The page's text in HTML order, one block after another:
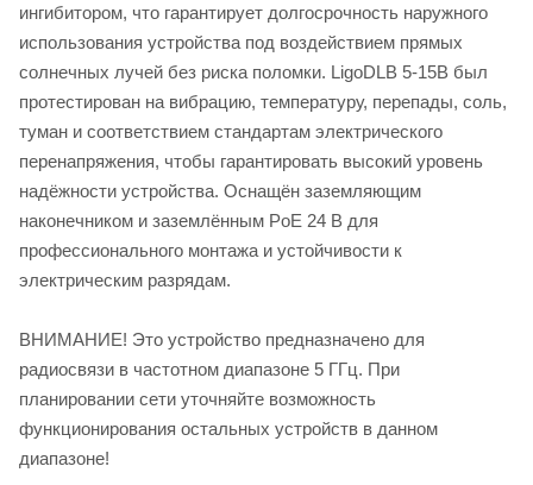
ингибитором, что гарантирует долгосрочность наружного
использования устройства под воздействием прямых
солнечных лучей без риска поломки. LigoDLB 5-15B был
протестирован на вибрацию, температуру, перепады, соль,
туман и соответствием стандартам электрического
перенапряжения, чтобы гарантировать высокий уровень
надёжности устройства. Оснащён заземляющим
наконечником и заземлённым PoE 24 В для
профессионального монтажа и устойчивости к
электрическим разрядам.
ВНИМАНИЕ! Это устройство предназначено для
радиосвязи в частотном диапазоне 5 ГГц. При
планировании сети уточняйте возможность
функционирования остальных устройств в данном
диапазоне!